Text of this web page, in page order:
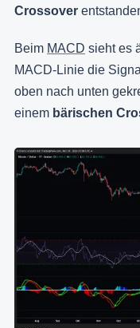
Crossover
Beim MACD sieht es
MACD-Linie die
oben nach unten
einem bärischen